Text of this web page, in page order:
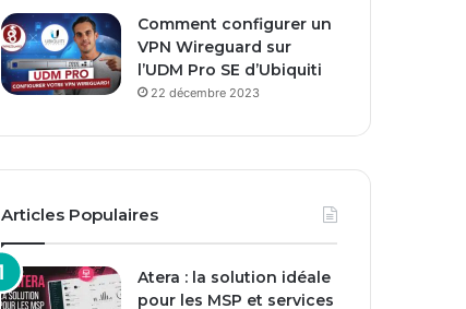
Comment configurer un
VPN Wireguard sur
l’UDM Pro SE d’Ubiquiti
22 décembre 2023
Articles Populaires
Atera : la solution idéale
pour les MSP et services